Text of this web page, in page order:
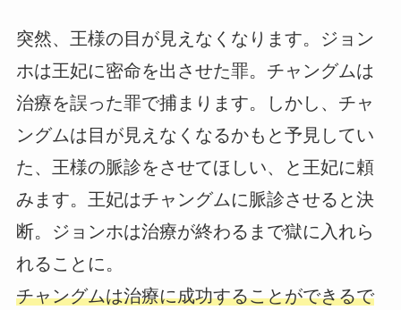
突然、王様の目が見えなくなります。ジョン
ホは王妃に密命を出させた罪。チャングムは
治療を誤った罪で捕まります。しかし、チャ
ングムは目が見えなくなるかもと予見してい
た、王様の脈診をさせてほしい、と王妃に頼
みます。王妃はチャングムに脈診させると決
断。ジョンホは治療が終わるまで獄に入れら
れることに。
チャングムは治療に成功することができるで